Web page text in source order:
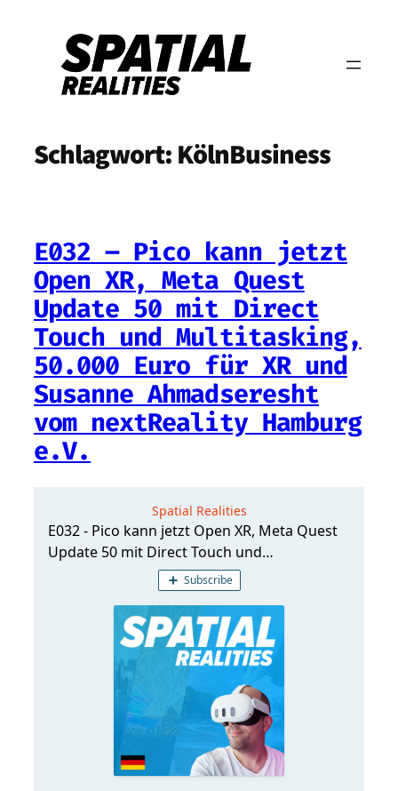
springen
Schlagwort:KölnBusiness
E032 – Pico kann jetzt
Open XR, Meta Quest
Update 50 mit Direct
Touch und Multitasking,
50.000 Euro für XR und
Susanne Ahmadseresht
vom nextReality Hamburg
e.V.